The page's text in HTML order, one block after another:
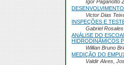
Igor Paganotto
Victor Dias
INSPEÇÕES E
Gabriel
ANÁLISE DO
HIDRODINÂMICOS
Willian Bruno
MEDIÇÃO DO
Valdir Alves,